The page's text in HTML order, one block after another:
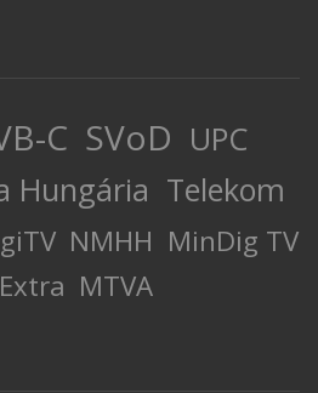
C SVoD UPC
Hungária Telekom
NMHH MinDig TV
MTVA